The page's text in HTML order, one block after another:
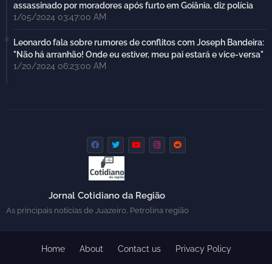
assassinado por moradores após furto em Goiânia, diz polícia
1/05/2024 03:47:00 AM
Leonardo fala sobre rumores de conflitos com Joseph Bandeira:
"Não há arranhão! Onde eu estiver, meu pai estará e vice-versa"
1/20/2024 06:23:00 AM
Jornal Cotidiano da Região
As principais notícias de Juazeiro, Petrolina região
Home About Contact us Privacy Policy